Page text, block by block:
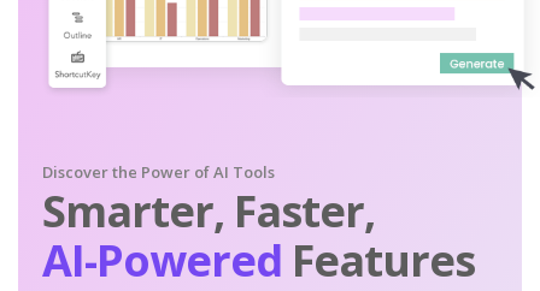
Discover the Power of AI Tools
Smarter, Faster,
AI-Powered Features